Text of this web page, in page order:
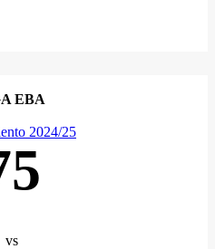
2024/25
EBA
vs